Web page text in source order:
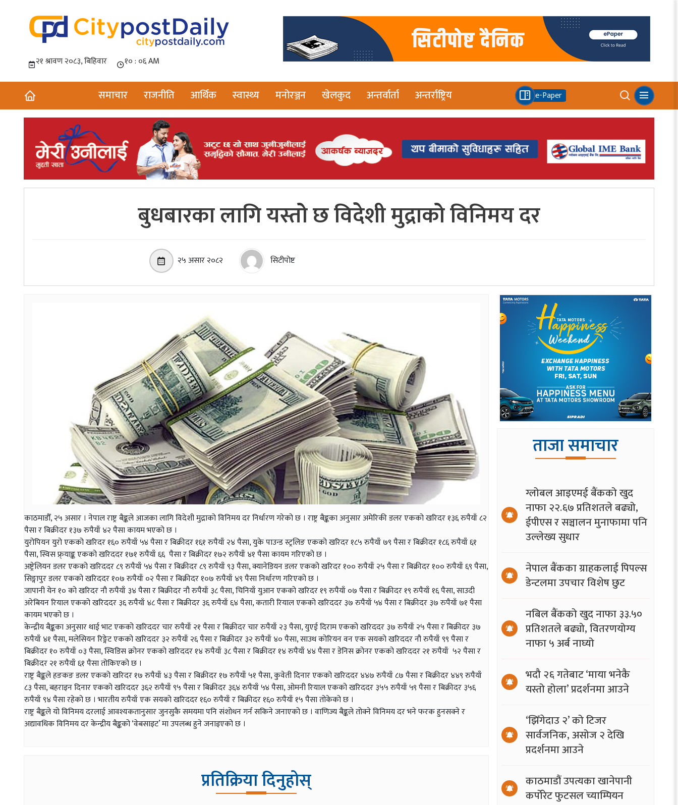
समाचार राजनीति आर्थिक स्वास्थ्य मनोरञ्जन खेलकुद अन्तर्वार्ता अन्तर्राष्ट्रिय e-Paper
बुधबारका लागि यस्तो छ विदेशी मुद्राको विनिमय दर
२५ असार २०८२ सिटीपोष्ट
काठमाडौँ, २५ असार । नेपाल राष्ट्र बैङ्कले आजका लागि विदेशी मुद्राको विनिमय दर निर्धारण गरेको छ । राष्ट्र बैङ्कका अनुसार अमेरिकी डलर एकको खरिदर १३६ रुपैयाँ ८२
पैसा र बिक्रीदर १३७ रुपैयाँ ४२ पैसा कायम भएको छ ।
युरोपियन युरो एकको खरिदर १६० रुपैयाँ ५४ पैसा र बिक्रीदर १६१ रुपैयाँ २४ पैसा, युके पाउन्ड स्ट्रलिङ एकको खरिदर १८५ रुपैयाँ ७९ पैसा र बिक्रीदर १८६ रुपैयाँ ६१
पैसा, स्विस फ्र्याङ्क एकको खरिददर १७१ रुपैयाँ ६६ पैसा र बिक्रीदर १७२ रुपैयाँ ४१ पैसा कायम गरिएको छ ।
अष्ट्रेलियन डलर एकको खरिददर ८९ रुपैयाँ ५४ पैसा र बिक्रीदर ८९ रुपैयाँ ९३ पैसा, क्यानेडियन डलर एकको खरिदर १०० रुपैयाँ २५ पैसा र बिक्रीदर १०० रुपैयाँ ६९ पैसा,
सिङ्गापुर डलर एकको खरिददर १०७ रुपैयाँ ०२ पैसा र बिक्रीदर १०७ रुपैयाँ ४९ पैसा निर्धारण गरिएको छ ।
जापानी येन १० को खरिदर नौ रुपैयाँ ३४ पैसा र बिक्रीदर नौ रुपैयाँ ३८ पैसा, चिनियाँ युआन एकको खरिदर १९ रुपैयाँ ०७ पैसा र बिक्रीदर १९ रुपैयाँ १६ पैसा, साउदी
अरेबियन रियाल एकको खरिददर ३६ रुपैयाँ ४८ पैसा र बिक्रीदर ३६ रुपैयाँ ६४ पैसा, कतारी रियाल एकको खरिददर ३७ रुपैयाँ ५४ पैसा र बिक्रीदर ३७ रुपैयाँ ७१ पैसा
कायम भएको छ ।
केन्द्रीय बैङ्कका अनुसार थाई भाट एकको खरिददर चार रुपैयाँ २१ पैसा र बिक्रीदर चार रुपैयाँ २३ पैसा, युएई दिराम एकको खरिददर ३७ रुपैयाँ २५ पैसा र बिक्रीदर ३७
रुपैयाँ ४१ पैसा, मलेसियन रिङ्गेट एकको खरिददर ३२ रुपैयाँ २६ पैसा र बिक्रीदर ३२ रुपैयाँ ४० पैसा, साउथ कोरियन वन एक सयको खरिददर नौ रुपैयाँ ९९ पैसा र
बिक्रीदर १० रुपैयाँ ०३ पैसा, स्विडिस क्रोनर एकको खरिददर १४ रुपैयाँ ३८ पैसा र बिक्रीदर १४ रुपैयाँ ४४ पैसा र डेनिस क्रोनर एकको खरिददर २१ रुपैयाँ ५२ पैसा र
बिक्रीदर २१ रुपैयाँ ६१ पैसा तोकिएको छ ।
राष्ट्र बैङ्कले हङकङ डलर एकको खरिदर १७ रुपैयाँ ४३ पैसा र बिक्रीदर १७ रुपैयाँ ५१ पैसा, कुवेती दिनार एकको खरिददर ४४७ रुपैयाँ ८७ पैसा र बिक्रीदर ४४९ रुपैयाँ
८३ पैसा, बहराइन दिनार एकको खरिददर ३६२ रुपैयाँ ९५ पैसा र बिक्रीदर ३६४ रुपैयाँ ५४ पैसा, ओमनी रियाल एकको खरिददर ३५५ रुपैयाँ ५९ पैसा र बिक्रीदर ३५६
रुपैयाँ ९४ पैसा रहेको छ । भारतीय रुपैयाँ एक सयको खरिददर १६० रुपैयाँ र बिक्रीदर १६० रुपैयाँ १५ पैसा तोकेको छ ।
राष्ट्र बैङ्कले यो विनिमय दरलाई आवश्यकतानुसार जुनसुकै समयमा पनि संशोधन गर्न सकिने जनाएको छ । वाणिज्य बैङ्कले तोक्ने विनिमय दर भने फरक हुनसक्ने र
अद्यावधिक विनिमय दर केन्द्रीय बैङ्कको ‘वेबसाइट’ मा उपलब्ध हुने जनाइएको छ ।
प्रतिक्रिया दिनुहोस्
ताजा समाचार
ग्लोबल आइएमई बैंकको खुद
नाफा २२.६७ प्रतिशतले बढ्यो,
ईपीएस र सञ्चालन मुनाफामा पनि
उल्लेख्य सुधार
नेपाल बैंकका ग्राहकलाई पिपल्स
डेन्टलमा उपचार विशेष छुट
नबिल बैंकको खुद नाफा ३३.५०
प्रतिशतले बढ्यो, वितरणयोग्य
नाफा ५ अर्ब नाघ्यो
भदौ २६ गतेबाट ‘माया भनेकै
यस्तो होला’ प्रदर्शनमा आउने
‘झिँगेदाउ २’ को टिजर
सार्वजनिक, असोज २ देखि
प्रदर्शनमा आउने
काठमाडौं उपत्यका खानेपानी
कर्पोरेट फुटसल च्याम्पियन